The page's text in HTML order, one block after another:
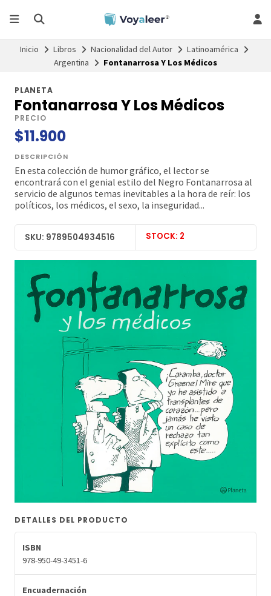
Inicio Libros Nacionalidad del Autor
Latinoamérica
Argentina
Fontanarrosa Y Los Médicos
PLANETA
Fontanarrosa Y Los Médicos
PRECIO
$11.900
DESCRIPCIÓN
En esta colección de humor gráfico, el lector se
encontrará con el genial estilo del Negro Fontanarrosa al
servicio de algunos temas inevitables a la hora de reír: los
políticos, los médicos, el sexo, la inseguridad...
SKU: 9789504934516 STOCK: 2
DETALLES DEL PRODUCTO
ISBN
978-950-49-3451-6
Encuadernación